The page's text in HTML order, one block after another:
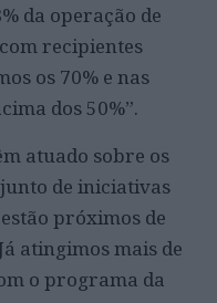
da operação de
recipientes
os 70% e nas
dos 50%”.
atuado sobre os
de iniciativas
próximos de
atingimos mais de
o programa da